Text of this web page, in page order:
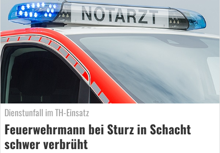
Dienstunfall im TH-Einsatz
Feuerwehrmann bei Sturz in Schacht
schwer verbrüht